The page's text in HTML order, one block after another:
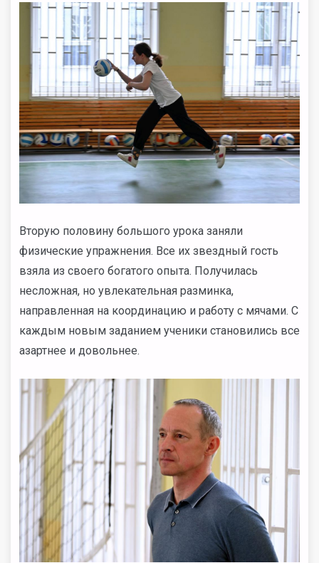
Вторую половину большого урока заняли
физические упражнения. Все их звездный гость
взяла из своего богатого опыта. Получилась
несложная, но увлекательная разминка,
направленная на координацию и работу с мячами. С
каждым новым заданием ученики становились все
азартнее и довольнее.